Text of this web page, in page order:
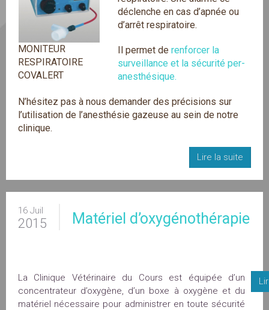
MONITEUR
RESPIRATOIRE
COVALERT
déclenche en cas d’apnée ou
d’arrêt respiratoire.
Il permet de renforcer la
surveillance et la sécurité per-
anesthésique.
N’hésitez pas à nous demander des précisions sur
l’utilisation de l’anesthésie gazeuse au sein de notre
clinique.
Lire la suite
16 Juil
2015 Matériel d’oxygénothérapie
La Clinique Vétérinaire du Cours est équipée d’un
concentrateur d’oxygène, d’un boxe à oxygène et du
matériel nécessaire pour administrer en toute sécurité